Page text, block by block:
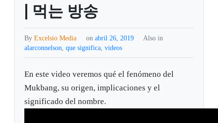
| 먹는 방송
ByExcelsio Media on abril 26, 2019
Also in
alarconnelson,que significa,videos
En este video veremos qué el fenómeno del
Mukbang, su origen, implicaciones y el
significado del nombre.